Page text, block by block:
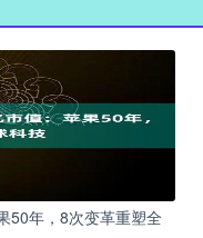
50年，8次变革重塑全